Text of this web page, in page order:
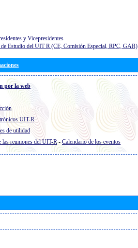
y Vicepresidentes
de Estudio del UIT R (CE, Comisión Especial, RPC, GAR)
por la web
UIT-R
de utilidad
las reuniones del UIT-R- Calendario de los eventos